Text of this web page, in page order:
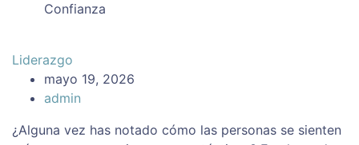
Confianza
Liderazgo
mayo 19, 2026
admin
¿Alguna vez has notado cómo las personas se sienten